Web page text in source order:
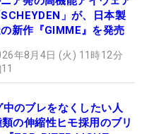
SCHEYDEN」が、日本製
新作『GIMME』を発売
年8月4日 (火) 11時12分
11
中のブレをなくしたい人
の伸縮性ヒモ採用のブリ